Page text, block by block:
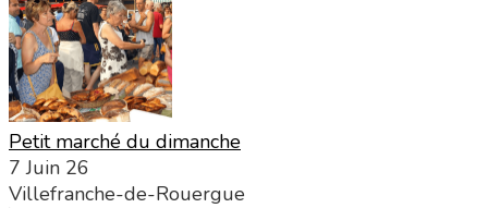
Petit marché du dimanche
7 Juin 26
Villefranche-de-Rouergue